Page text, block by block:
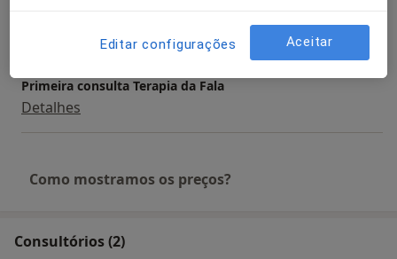
Primeira consulta Terapia da Fala
Detalhes
Como mostramos os preços?
Consultórios (2)
Editar configurações Aceitar